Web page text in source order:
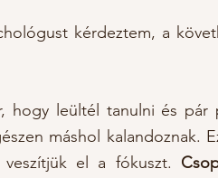
t kérdeztem, a
hogy leültél tanulni és pár
máshol kalandoznak.
el a fókuszt.